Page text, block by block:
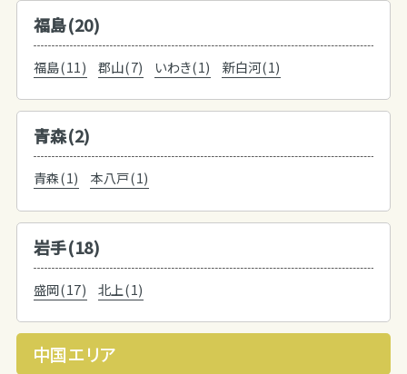
福島(20)
福島(11) 郡山(7) いわき(1) 新白河(1)
青森(2)
青森(1) 本八戸(1)
岩手(18)
盛岡(17) 北上(1)
中国エリア